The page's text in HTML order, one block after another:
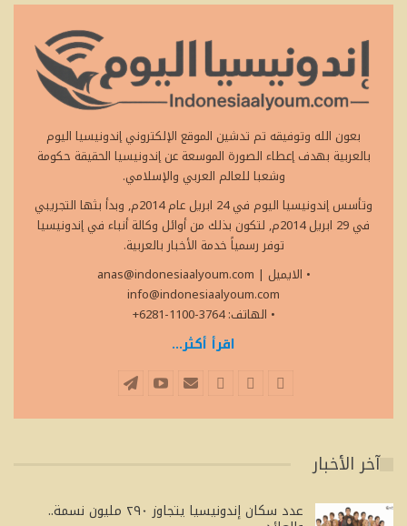
بعون الله وتوفيقه تم تدشين الموقع الإلكتروني إندونيسيا اليوم
بالعربية بهدف إعطاء الصورة الموسعة عن إندونيسيا الحقيقة حكومة
وشعبا للعالم العربي والإسلامي.
وتأسس إندونيسيا اليوم في 24 ابريل عام 2014م, وبدأ بثها التجريبي
في 29 ابريل 2014م, لتكون بذلك من أوائل وكالة أنباء في إندونيسيا
توفر رسمياً خدمة الأخبار بالعربية.
• الايميل
anas@indonesiaalyoum.com |
info@indonesiaalyoum.com
• الهاتف: 3764-1100-6281+
اقرأ أكثر...
آخر الأخبار
عدد سكان إندونيسيا يتجاوز ٢٩٠ مليون نسمة..